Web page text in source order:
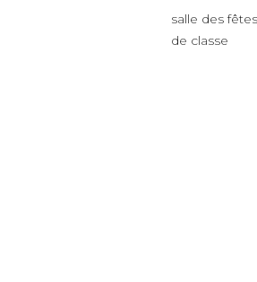
salle des
de classe